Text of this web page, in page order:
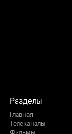
Разделы
Главная
Телеканалы